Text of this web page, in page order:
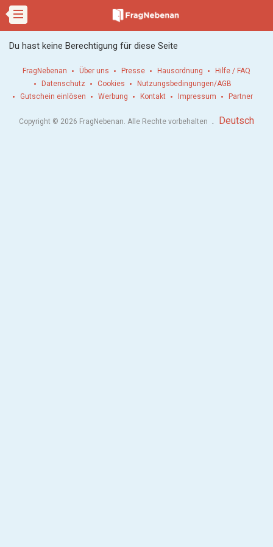
Du hast keine Berechtigung für diese Seite
FragNebenan Über uns Presse Hausordnung
Hilfe / FAQ
Datenschutz
Cookies
Nutzungsbedingungen/AGB
Gutschein einlösen
Werbung Kontakt Impressum Partner
Copyright © 2026 FragNebenan. Alle Rechte vorbehalten . Deutsch